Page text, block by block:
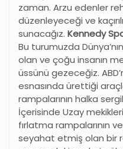
zaman. Arzu edenler
düzenleyeceği ve
sunacağız. Kennedy
Bu turumuzda
olan ve çoğu insanın
üssünü gezeceğiz.
esnasında ürettiği
rampalarının halka
İçerisinde Uzay
fırlatma rampalarının
seyahat etmiş olan bir